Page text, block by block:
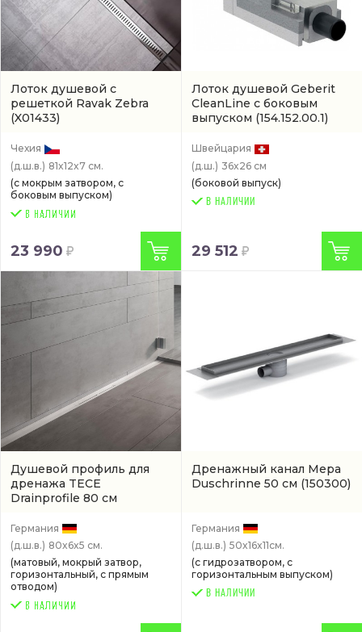
Лоток душевой с
решеткой Ravak Zebra
(X01433)
Чехия
(д.ш.в.) 81x12x7 см.
(с мокрым затвором, с
боковым выпуском)
23 990
Лоток душевой Geberit
CleanLine с боковым
выпуском (154.152.00.1)
Швейцария
(д.ш.) 36x26 см
(боковой выпуск)
В НАЛИЧИИ
29 512
Душевой профиль для
дренажа TECE
Drainprofile 80 см
670800)
Германия
(д.ш.в.) 80x6x5 см.
(матовый, мокрый затвор,
горизонтальный, с прямым
отводом)
Дренажный канал Mepa
Duschrinne 50 см (150300)
Германия
(д.ш.в.) 50x16x11см.
(с гидрозатвором, с
горизонтальным выпуском)
В НАЛИЧИИ